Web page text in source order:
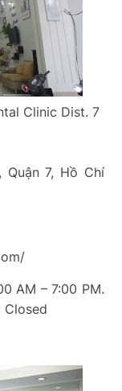
Clinic Dist. 7
7, Hồ Chí
AM – 7:00 PM.
Closed